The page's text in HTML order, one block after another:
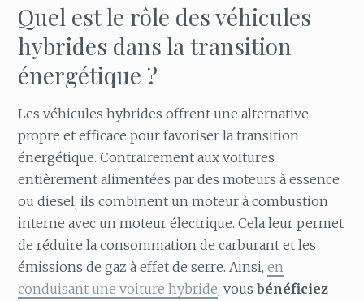
Quel est le rôle des véhicules
hybrides dans la transition
énergétique ?
Les véhicules hybrides offrent une alternative
propre et efficace pour favoriser la transition
énergétique. Contrairement aux voitures
entièrement alimentées par des moteurs à essence
ou diesel, ils combinent un moteur à combustion
interne avec un moteur électrique. Cela leur permet
de réduire la consommation de carburant et les
émissions de gaz à effet de serre. Ainsi,en
conduisant une voiture hybride, vousbénéficiez